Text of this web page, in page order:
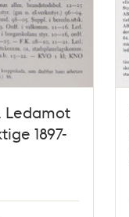
Ledamot
1897-